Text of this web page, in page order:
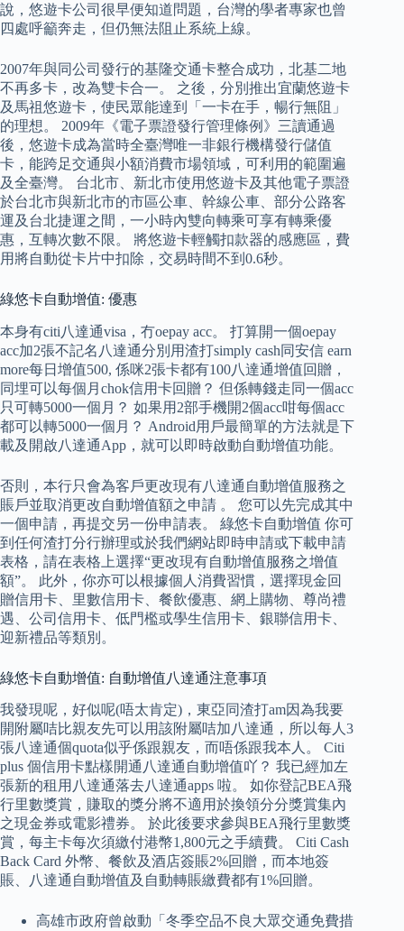
說，悠遊卡公司很早便知道問題，台灣的學者專家也曾
四處呼籲奔走，但仍無法阻止系統上線。
2007年與同公司發行的基隆交通卡整合成功，北基二地
不再多卡，改為雙卡合一。 之後，分別推出宜蘭悠遊卡
及馬祖悠遊卡，使民眾能達到「一卡在手，暢行無阻」
的理想。 2009年《電子票證發行管理條例》三讀通過
後，悠遊卡成為當時全臺灣唯一非銀行機構發行儲值
卡，能跨足交通與小額消費市場領域，可利用的範圍遍
及全臺灣。 台北市、新北市使用悠遊卡及其他電子票證
於台北市與新北市的市區公車、幹線公車、部分公路客
運及台北捷運之間，一小時內雙向轉乘可享有轉乘優
惠，互轉次數不限。 將悠遊卡輕觸扣款器的感應區，費
用將自動從卡片中扣除，交易時間不到0.6秒。
綠悠卡自動增值: 優惠
本身有citi八達通visa，冇oepay acc。 打算開一個oepay
acc加2張不記名八達通分別用渣打simply cash同安信 earn
more每日增值500, 係咪2張卡都有100八達通增值回贈，
同埋可以每個月chok信用卡回贈？ 但係轉錢走同一個acc
只可轉5000一個月？ 如果用2部手機開2個acc咁每個acc
都可以轉5000一個月？ Android用戶最簡單的方法就是下
載及開啟八達通App，就可以即時啟動自動增值功能。
否則，本行只會為客戶更改現有八達通自動增值服務之
賬戶並取消更改自動增值額之申請 。 您可以先完成其中
一個申請，再提交另一份申請表。 綠悠卡自動增值 你可
到任何渣打分行辦理或於我們網站即時申請或下載申請
表格，請在表格上選擇“更改現有自動增值服務之增值
額”。 此外，你亦可以根據個人消費習慣，選擇現金回
贈信用卡、里數信用卡、餐飲優惠、網上購物、尊尚禮
遇、公司信用卡、低門檻或學生信用卡、銀聯信用卡、
迎新禮品等類別。
綠悠卡自動增值: 自動增值八達通注意事項
我發現呢，好似呢(唔太肯定)，東亞同渣打am因為我要
開附屬咭比親友先可以用該附屬咭加八達通，所以每人3
張八達通個quota似乎係跟親友，而唔係跟我本人。 Citi
plus 個信用卡點樣開通八達通自動增值吖？ 我已經加左
張新的租用八達通落去八達通apps 啦。 如你登記BEA飛
行里數獎賞，賺取的獎分將不適用於換領分分獎賞集內
之現金券或電影禮券。 於此後要求參與BEA飛行里數獎
賞，每主卡每次須繳付港幣1,800元之手續費。 Citi Cash
Back Card 外幣、餐飲及酒店簽賬2%回贈，而本地簽
賬、八達通自動增值及自動轉賬繳費都有1%回贈。
高雄市政府曾啟動「冬季空品不良大眾交通免費措